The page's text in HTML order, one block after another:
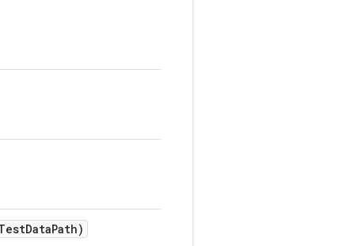
DataPath)